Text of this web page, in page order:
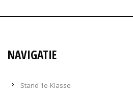
NAVIGATIE
Stand 1e-Klasse